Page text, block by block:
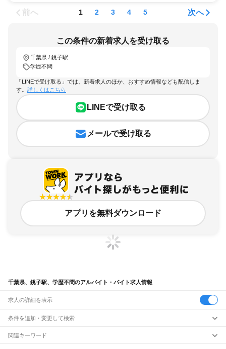
前へ 1 2 3 4 5 次へ
この条件の新着求人を受け取る
千葉県 / 銚子駅
学歴不問
「LINEで受け取る」では、新着求人のほか、おすすめ情報なども配信しま
す。 詳しくはこちら
LINEで受け取る
メールで受け取る
アプリを無料ダウンロード
千葉県、銚子駅、学歴不問のアルバイト・バイト求人情報
求人の詳細を表示
条件を追加・変更して検索
市区町村を追加・変更
関連キーワード